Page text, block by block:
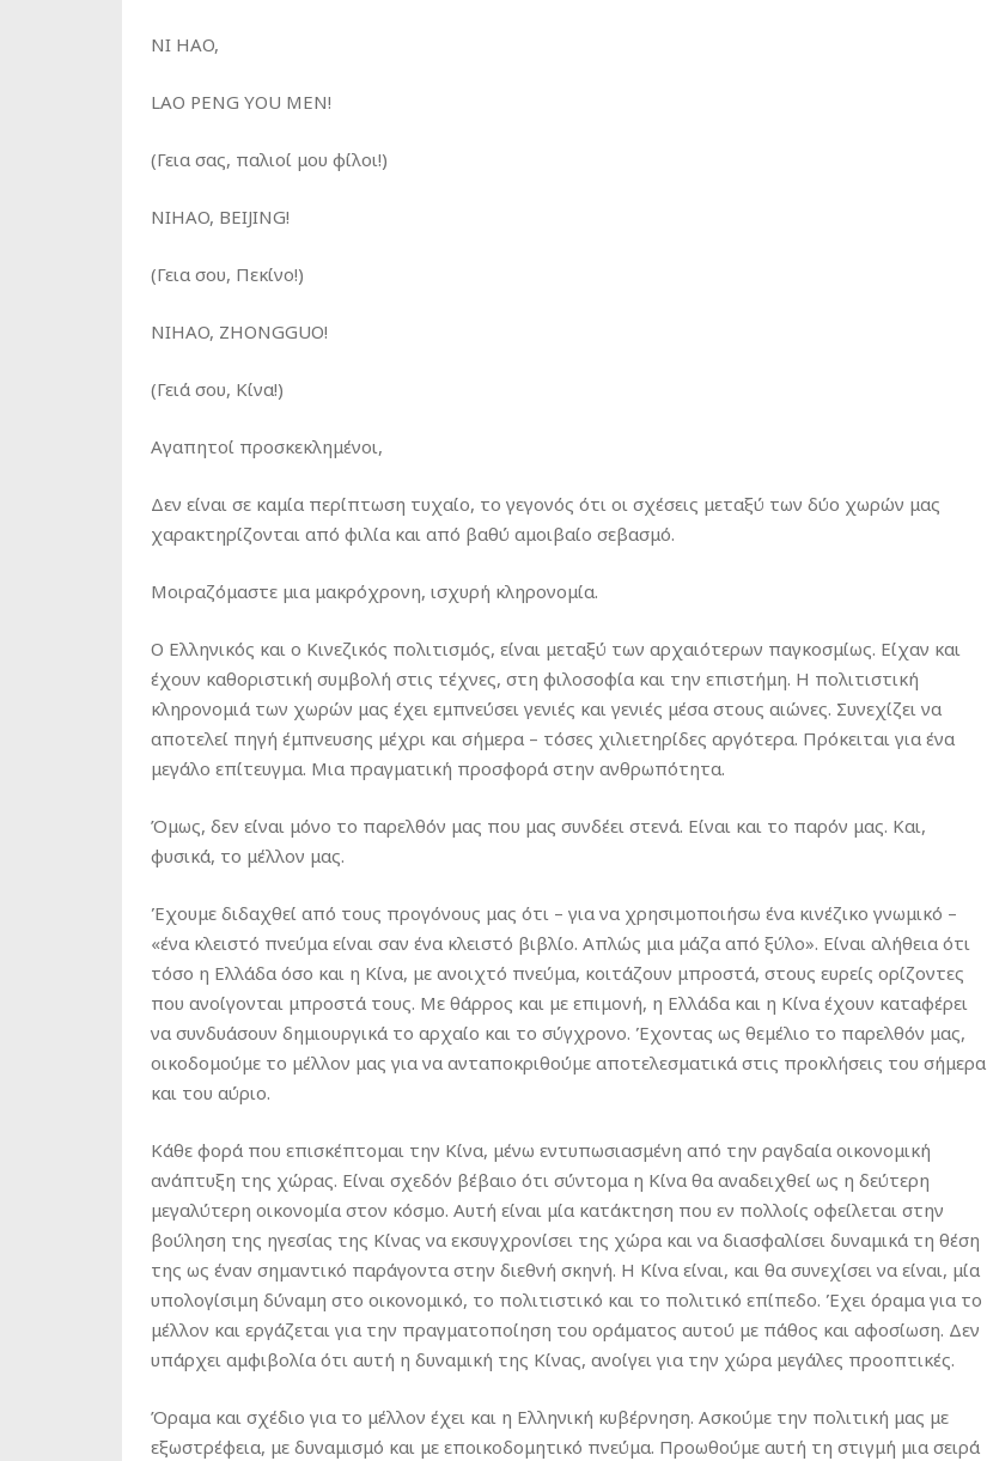
NI HAO,
LAO PENG YOU MEN!
(Γεια σας, παλιοί μου φίλοι!)
NIHAO, BEIJING!
(Γεια σου, Πεκίνο!)
NIHAO, ZHONGGUO!
(Γειά σου, Κίνα!)
Αγαπητοί προσκεκλημένοι,
Δεν είναι σε καμία περίπτωση τυχαίο, το γεγονός ότι οι σχέσεις μεταξύ των δύο χωρών μας
χαρακτηρίζονται από φιλία και από βαθύ αμοιβαίο σεβασμό.
Μοιραζόμαστε μια μακρόχρονη, ισχυρή κληρονομία.
Ο Ελληνικός και ο Κινεζικός πολιτισμός, είναι μεταξύ των αρχαιότερων παγκοσμίως. Είχαν και
έχουν καθοριστική συμβολή στις τέχνες, στη φιλοσοφία και την επιστήμη. Η πολιτιστική
κληρονομιά των χωρών μας έχει εμπνεύσει γενιές και γενιές μέσα στους αιώνες. Συνεχίζει να
αποτελεί πηγή έμπνευσης μέχρι και σήμερα – τόσες χιλιετηρίδες αργότερα. Πρόκειται για ένα
μεγάλο επίτευγμα. Μια πραγματική προσφορά στην ανθρωπότητα.
Όμως, δεν είναι μόνο το παρελθόν μας που μας συνδέει στενά. Είναι και το παρόν μας. Και,
φυσικά, το μέλλον μας.
Έχουμε διδαχθεί από τους προγόνους μας ότι – για να χρησιμοποιήσω ένα κινέζικο γνωμικό –
«ένα κλειστό πνεύμα είναι σαν ένα κλειστό βιβλίο. Απλώς μια μάζα από ξύλο». Είναι αλήθεια ότι
τόσο η Ελλάδα όσο και η Κίνα, με ανοιχτό πνεύμα, κοιτάζουν μπροστά, στους ευρείς ορίζοντες
που ανοίγονται μπροστά τους. Με θάρρος και με επιμονή, η Ελλάδα και η Κίνα έχουν καταφέρει
να συνδυάσουν δημιουργικά το αρχαίο και το σύγχρονο. Έχοντας ως θεμέλιο το παρελθόν μας,
οικοδομούμε το μέλλον μας για να ανταποκριθούμε αποτελεσματικά στις προκλήσεις του σήμερα
και του αύριο.
Κάθε φορά που επισκέπτομαι την Κίνα, μένω εντυπωσιασμένη από την ραγδαία οικονομική
ανάπτυξη της χώρας. Είναι σχεδόν βέβαιο ότι σύντομα η Κίνα θα αναδειχθεί ως η δεύτερη
μεγαλύτερη οικονομία στον κόσμο. Αυτή είναι μία κατάκτηση που εν πολλοίς οφείλεται στην
βούληση της ηγεσίας της Κίνας να εκσυγχρονίσει της χώρα και να διασφαλίσει δυναμικά τη θέση
της ως έναν σημαντικό παράγοντα στην διεθνή σκηνή. Η Κίνα είναι, και θα συνεχίσει να είναι, μία
υπολογίσιμη δύναμη στο οικονομικό, το πολιτιστικό και το πολιτικό επίπεδο. Έχει όραμα για το
μέλλον και εργάζεται για την πραγματοποίηση του οράματος αυτού με πάθος και αφοσίωση. Δεν
υπάρχει αμφιβολία ότι αυτή η δυναμική της Κίνας, ανοίγει για την χώρα μεγάλες προοπτικές.
Όραμα και σχέδιο για το μέλλον έχει και η Ελληνική κυβέρνηση. Ασκούμε την πολιτική μας με
εξωστρέφεια, με δυναμισμό και με εποικοδομητικό πνεύμα. Προωθούμε αυτή τη στιγμή μια σειρά